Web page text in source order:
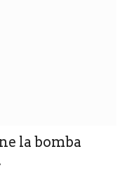
la bomba